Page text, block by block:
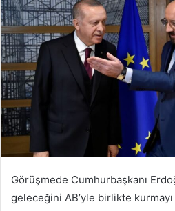
Görüşmede Cumhurbaşkanı
geleceğini AB’yle birlikte